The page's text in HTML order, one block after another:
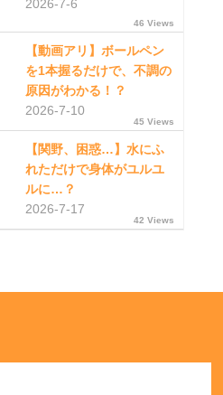
2026-7-6
46 Views
【動画アリ】ボールペン
を1本握るだけで、不調の
原因がわかる！？
2026-7-10
45 Views
【関野、困惑…】水にふ
れただけで身体がユルユ
ルに…？
2026-7-17
42 Views